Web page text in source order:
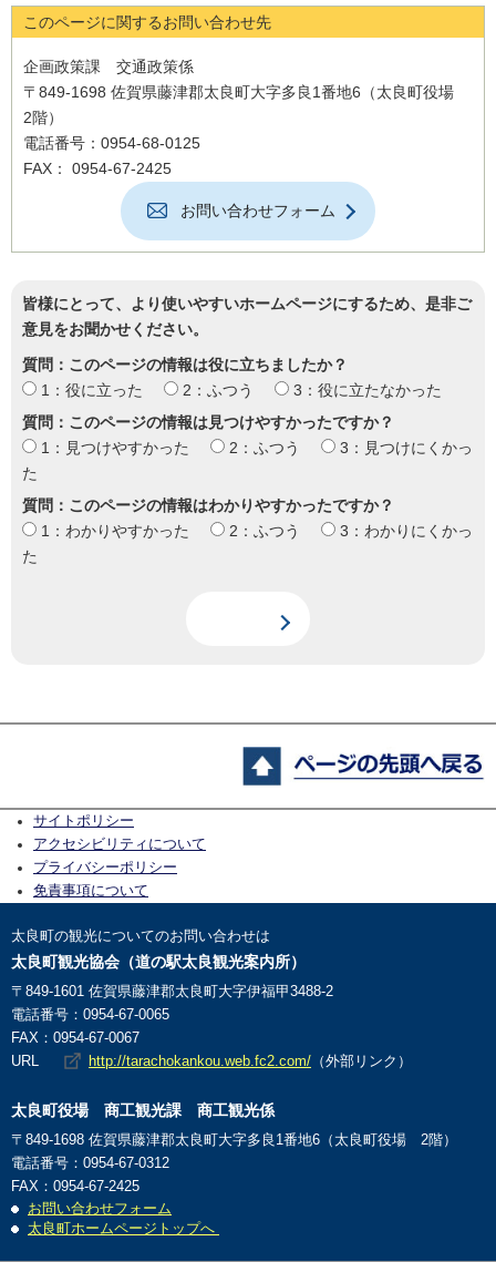
このページに関するお問い合わせ先
企画政策課 交通政策係
〒849-1698 佐賀県藤津郡太良町大字多良1番地6（太良町役場
2階）
電話番号：0954-68-0125
FAX： 0954-67-2425
お問い合わせフォーム
皆様にとって、より使いやすいホームページにするため、是非ご
意見をお聞かせください。
質問：このページの情報は役に立ちましたか？
1：役に立った
2：ふつう
3：役に立たなかった
質問：このページの情報は見つけやすかったですか？
1：見つけやすかった
2：ふつう
3：見つけにくかっ
た
質問：このページの情報はわかりやすかったですか？
1：わかりやすかった
2：ふつう
3：わかりにくかっ
た
サイトポリシー
アクセシビリティについて
プライバシーポリシー
免責事項について
太良町の観光についてのお問い合わせは
太良町観光協会（道の駅太良観光案内所）
〒849-1601 佐賀県藤津郡太良町大字伊福甲3488-2
電話番号：0954-67-0065
FAX：0954-67-0067
URL
http://tarachokankou.web.fc2.com/ （外部リンク）
太良町役場 商工観光課 商工観光係
〒849-1698 佐賀県藤津郡太良町大字多良1番地6（太良町役場 2階）
電話番号：0954-67-0312
FAX：0954-67-2425
お問い合わせフォーム
太良町ホームページトップへ